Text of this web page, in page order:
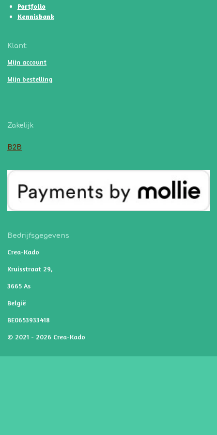
Portfolio
Kennisbank
Klant:
Mijn account
Mijn bestelling
Zakelijk
B2B
Bedrijfsgegevens
Crea-Kado
Kruisstraat 29,
3665 As
België
BE0653933418
© 2021 - 2026 Crea-Kado